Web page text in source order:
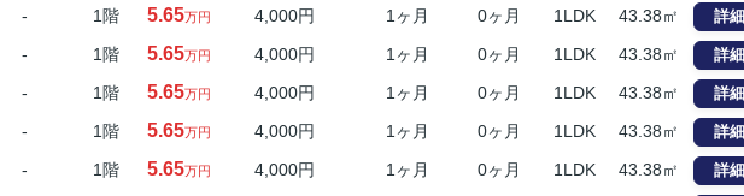
- 1階 5.65万円 4,000円 1ヶ月 0ヶ月 1LDK 43.38㎡ 詳
- 1階 5.65万円 4,000円 1ヶ月 0ヶ月 1LDK 43.38㎡ 詳
- 1階 5.65万円 4,000円 1ヶ月 0ヶ月 1LDK 43.38㎡ 詳
- 1階 5.65万円 4,000円 1ヶ月 0ヶ月 1LDK 43.38㎡ 詳
- 1階 5.65万円 4,000円 1ヶ月 0ヶ月 1LDK 43.38㎡ 詳